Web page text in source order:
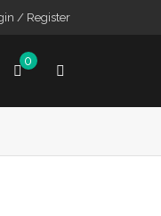
/ Register
0